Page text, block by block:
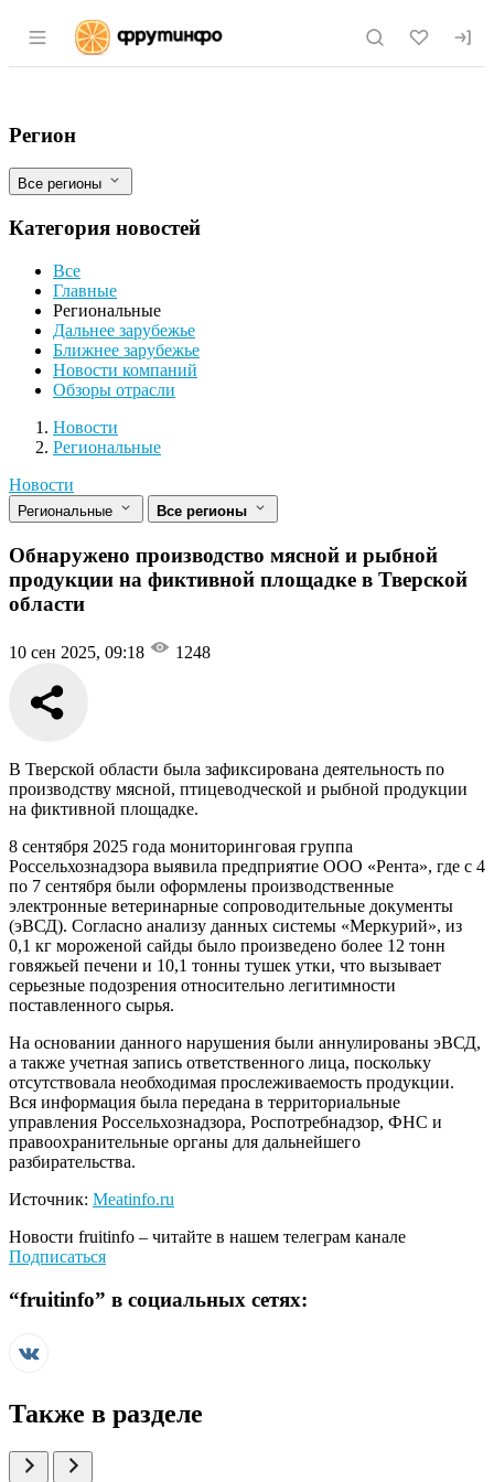
Раздел навигации по сайту fruitinfo.ru
Обнаружено производство мясной и
Фильтры
Регион
Все регионы
Категория новостей
Все
Главные
Региональные
Дальнее зарубежье
Ближнее зарубежье
Новости компаний
Обзоры отрасли
Новости
Разделы
Новости
Региональные
Новости
Региональные Все регионы
Обнаружено производство мясной и рыбной
продукции на фиктивной площадке в Тверской
области
10 сен 2025, 09:18 1248
В Тверской области была зафиксирована деятельность по
производству мясной, птицеводческой и рыбной продукции
на фиктивной площадке.
8 сентября 2025 года мониторинговая группа
Россельхознадзора выявила предприятие ООО «Рента», где с 4
по 7 сентября были оформлены производственные
электронные ветеринарные сопроводительные документы
(эВСД). Согласно анализу данных системы «Меркурий», из
0,1 кг мороженой сайды было произведено более 12 тонн
говяжьей печени и 10,1 тонны тушек утки, что вызывает
серьезные подозрения относительно легитимности
поставленного сырья.
На основании данного нарушения были аннулированы эВСД,
а также учетная запись ответственного лица, поскольку
отсутствовала необходимая прослеживаемость продукции.
Вся информация была передана в территориальные
управления Россельхознадзора, Роспотребнадзор, ФНС и
правоохранительные органы для дальнейшего
разбирательства.
Источник: Meatinfo.ru
Новости fruitinfo – читайте в нашем телеграм канале
Подписаться
“fruitinfo” в социальных сетях:
Также в разделе